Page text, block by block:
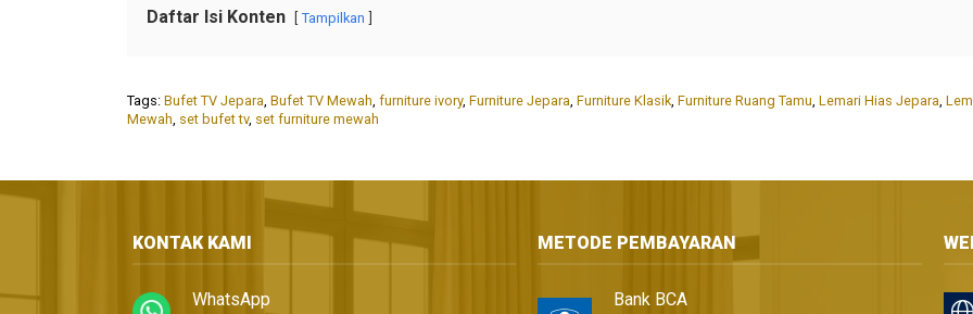
Daftar Isi Konten Tampilkan
Tags: Bufet TV Jepara, Bufet TV Mewah, furniture ivory, Furniture Jepara, Furniture Klasik, Furniture Ruang Tamu, Lemari Hias Jepara,
Mewah, set bufet tv, set furniture mewah
KONTAK KAMI
WhatsApp
METODE PEMBAYARAN
Bank BCA